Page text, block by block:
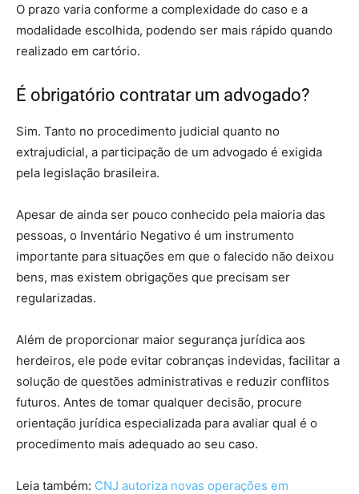
O prazo varia conforme a complexidade do caso e a
modalidade escolhida, podendo ser mais rápido quando
realizado em cartório.
É obrigatório contratar um advogado?
Sim. Tanto no procedimento judicial quanto no
extrajudicial, a participação de um advogado é exigida
pela legislação brasileira.
Apesar de ainda ser pouco conhecido pela maioria das
pessoas, o Inventário Negativo é um instrumento
importante para situações em que o falecido não deixou
bens, mas existem obrigações que precisam ser
regularizadas.
Além de proporcionar maior segurança jurídica aos
herdeiros, ele pode evitar cobranças indevidas, facilitar a
solução de questões administrativas e reduzir conflitos
futuros. Antes de tomar qualquer decisão, procure
orientação jurídica especializada para avaliar qual é o
procedimento mais adequado ao seu caso.
Leia também: CNJ autoriza novas operações em